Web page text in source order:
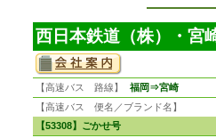
西日本鉄道（株）・宮
【高速バス 路線】
福岡⇒宮崎
【高速バス 便名／ブランド名】
【53308】ごかせ号